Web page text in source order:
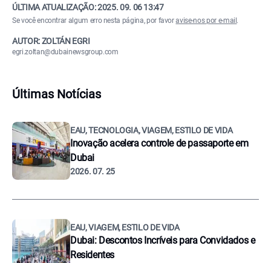
ÚLTIMA ATUALIZAÇÃO:2025. 09. 06 13:47
Se você encontrar algum erro nesta página, por favoravise-nos por e-mail .
AUTOR: ZOLTÁN EGRI
egri.zoltan@dubainewsgroup.com
Últimas Notícias
EAU, TECNOLOGIA, VIAGEM, ESTILO DE VIDA
Inovação acelera controle de passaporte em
Dubai
2026. 07. 25
EAU, VIAGEM, ESTILO DE VIDA
Dubai: Descontos Incríveis para Convidados e
Residentes